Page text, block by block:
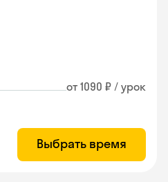
от 1090 ₽ / урок
Выбрать время